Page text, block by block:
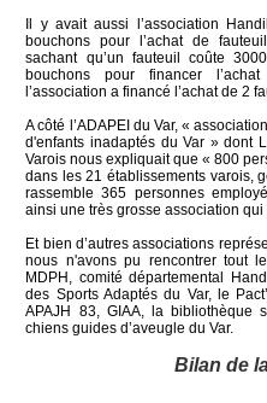
Il y avait aussi l’association
bouchons pour l’achat de
sachant qu’un fauteuil coûte
bouchons pour financer
l’association a financé l’achat de 2
A côté l’ADAPEI du Var, «
d'enfants inadaptés du Var » dont
Varois nous expliquait que « 800
dans les 21 établissements varois,
rassemble 365 personnes
ainsi une très grosse association qui
Et bien d’autres associations
nous n'avons pu rencontrer tout
MDPH, comité départemental
des Sports Adaptés du Var, le
APAJH 83, GIAA, la bibliothèque
chiens guides d’aveugle du Var.
Bilan de